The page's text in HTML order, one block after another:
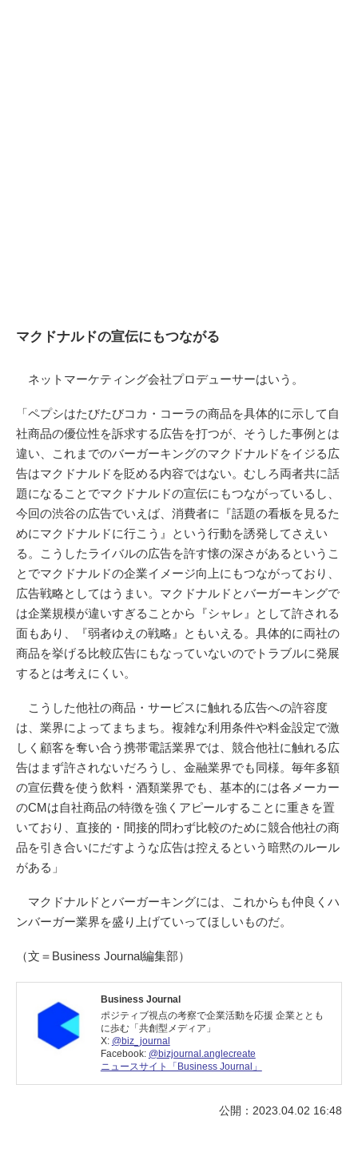
マクドナルドの宣伝にもつながる
ネットマーケティング会社プロデューサーはいう。
「ペプシはたびたびコカ・コーラの商品を具体的に示して自
社商品の優位性を訴求する広告を打つが、そうした事例とは
違い、これまでのバーガーキングのマクドナルドをイジる広
告はマクドナルドを貶める内容ではない。むしろ両者共に話
題になることでマクドナルドの宣伝にもつながっているし、
今回の渋谷の広告でいえば、消費者に『話題の看板を見るた
めにマクドナルドに行こう』という行動を誘発してさえい
る。こうしたライバルの広告を許す懐の深さがあるというこ
とでマクドナルドの企業イメージ向上にもつながっており、
広告戦略としてはうまい。マクドナルドとバーガーキングで
は企業規模が違いすぎることから『シャレ』として許される
面もあり、『弱者ゆえの戦略』ともいえる。具体的に両社の
商品を挙げる比較広告にもなっていないのでトラブルに発展
するとは考えにくい。
こうした他社の商品・サービスに触れる広告への許容度
は、業界によってまちまち。複雑な利用条件や料金設定で激
しく顧客を奪い合う携帯電話業界では、競合他社に触れる広
告はまず許されないだろうし、金融業界でも同様。毎年多額
の宣伝費を使う飲料・酒類業界でも、基本的には各メーカー
のCMは自社商品の特徴を強くアピールすることに重きを置
いており、直接的・間接的問わず比較のために競合他社の商
品を引き合いにだすような広告は控えるという暗黙のルール
がある」
マクドナルドとバーガーキングには、これからも仲良くハ
ンバーガー業界を盛り上げていってほしいものだ。
（文＝Business Journal編集部）
Business Journal
ポジティブ視点の考察で企業活動を応援 企業ととも
に歩む「共創型メディア」
X: @biz_journal
Facebook: @bizjournal.anglecreate
ニュースサイト「Business Journal」
公開：2023.04.02 16:48